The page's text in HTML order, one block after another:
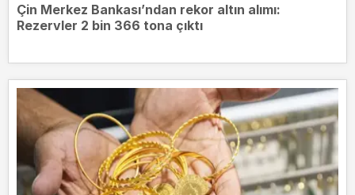
Çin Merkez Bankası’ndan rekor altın alımı:
Rezervler 2 bin 366 tona çıktı